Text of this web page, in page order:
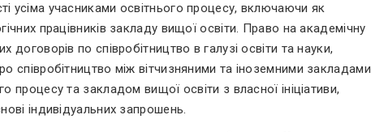
усіма учасниками освітнього процесу, включаючи як
працівників закладу вищої освіти. Право на академічну
договорів по співробітництво в галузі освіти та науки,
співробітництво між вітчизняними та іноземними закладами
процесу та закладом вищої освіти з власної ініціативи,
індивідуальних запрошень.